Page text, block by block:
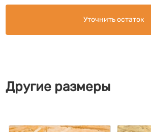
Уточнить остаток
Другие размеры